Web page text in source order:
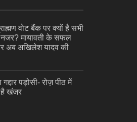
वोट बैंक पर क्यों है सभी
नजर? मायावती के सफल
अब अखिलेश यादव की
पड़ोसी- रोज़ पीठ में
खंजर